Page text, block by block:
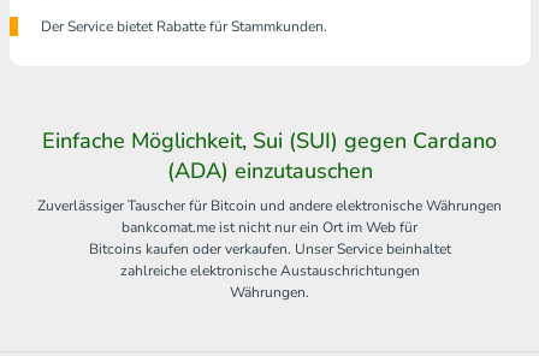
Der Service bietet Rabatte für Stammkunden.
Einfache Möglichkeit, Sui (SUI) gegen Cardano
(ADA) einzutauschen
Zuverlässiger Tauscher für Bitcoin und andere elektronische Währungen
bankcomat.me ist nicht nur ein Ort im Web für
Bitcoins kaufen oder verkaufen. Unser Service beinhaltet
zahlreiche elektronische Austauschrichtungen
Währungen.